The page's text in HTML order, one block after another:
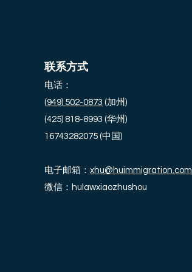
联系方式
电话：
(949) 502-0873 (加州)
(425) 818-8993 (华州 )
16743282075 (中国)
电子邮箱： xhu@huimmigration.com
​微信：hulawxiaozhushou